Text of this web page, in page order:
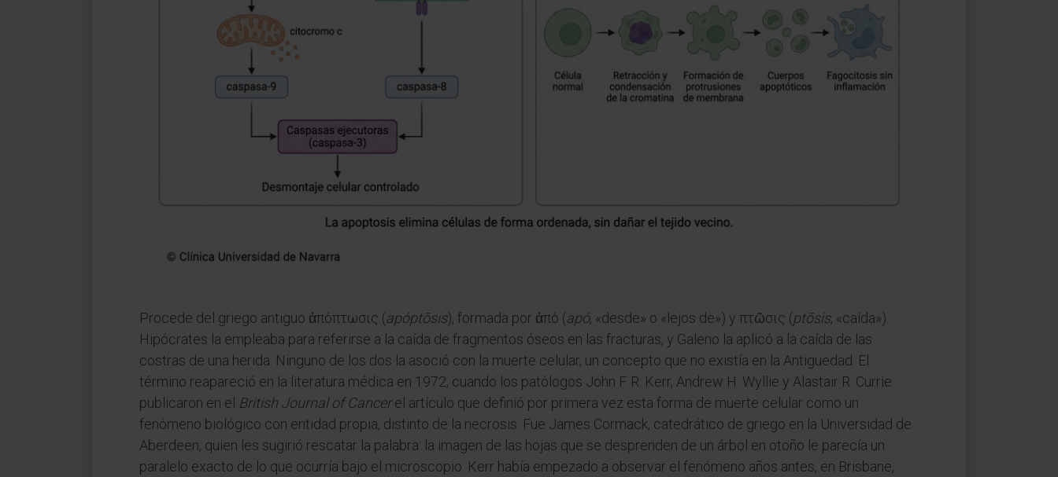
Procede del griego antiguo ἀπόπτωσις (apóptōsis), formada por ἀπό (apó, «desde» o «lejos de») y πτῶσις (ptōsis, «caída»).
Hipócrates la empleaba para referirse a la caída de fragmentos óseos en las fracturas, y Galeno la aplicó a la caída de las
costras de una herida. Ninguno de los dos la asoció con la muerte celular, un concepto que no existía en la Antigüedad. El
término reapareció en la literatura médica en 1972, cuando los patólogos John F. R. Kerr, Andrew H. Wyllie y Alastair R. Currie
publicaron en el British Journal of Cancerel artículo que definió por primera vez esta forma de muerte celular como un
fenómeno biológico con entidad propia, distinto de la necrosis. Fue James Cormack, catedrático de griego en la Universidad de
Aberdeen, quien les sugirió rescatar la palabra: la imagen de las hojas que se desprenden de un árbol en otoño le parecía un
paralelo exacto de lo que ocurría bajo el microscopio. Kerr había empezado a observar el fenómeno años antes, en Brisbane,